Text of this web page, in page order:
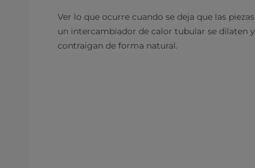
Ver lo que ocurre cuando se deja que las
un intercambiador de calor tubular se dilaten y
contraigan de forma natural.